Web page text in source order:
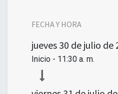
FECHA Y HORA
jueves 30 de julio de
Inicio - 11:30 a. m.